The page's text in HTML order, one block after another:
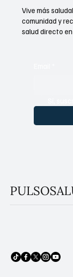
Vive más
comunidad y
salud directo